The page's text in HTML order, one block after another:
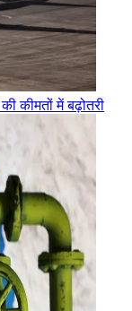
कीमतों में बढ़ोतरी